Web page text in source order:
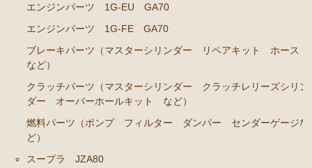
エンジンパーツ M-EU
エンジンパーツ 1G-EU
エンジンパーツ（マウント 他）
ブレーキパーツ（マスターシリンダー リペアキッ
ト ホース など）
クラッチパーツ（マスターシリンダー クラッチレリ
ーズシリンダー オーバーホールキット など）
ステアリングパーツ（ピットマンアーム アイドラー
エンジンパーツ 1G-EU GA70
エンジンパーツ 1G-FE GA70
ブレーキパーツ（マスターシリンダー リペアキット ホース
など）
クラッチパーツ（マスターシリンダー クラッチレリーズシリン
ダー オーバーホールキット など）
燃料パーツ（ポンプ フィルター ダンパー センダーゲージな
ど）
スープラ JZA80